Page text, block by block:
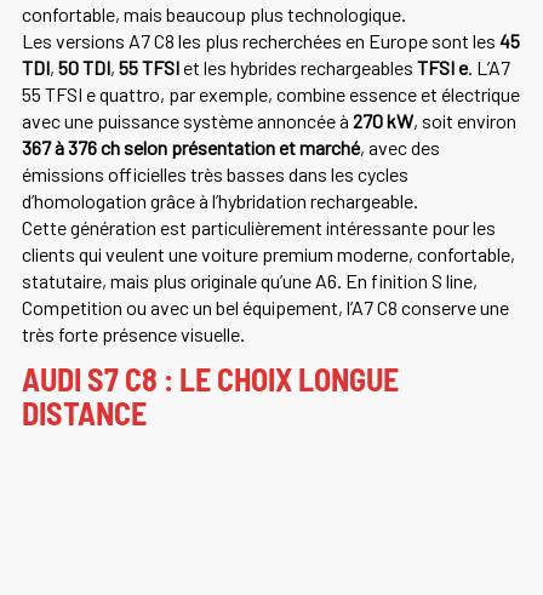
confortable, mais beaucoup plus technologique.
Les versions A7 C8 les plus recherchées en Europe sont les 45
TDI, 50 TDI, 55 TFSIet les hybrides rechargeables TFSI e. L’A7
55 TFSI e quattro, par exemple, combine essence et électrique
avec une puissance système annoncée à 270 kW, soit environ
367 à 376 ch selon présentation et marché, avec des
émissions officielles très basses dans les cycles
d’homologation grâce à l’hybridation rechargeable.
Cette génération est particulièrement intéressante pour les
clients qui veulent une voiture premium moderne, confortable,
statutaire, mais plus originale qu’une A6. En finition S line,
Competition ou avec un bel équipement, l’A7 C8 conserve une
très forte présence visuelle.
AUDI S7 C8 : LE CHOIX LONGUE
DISTANCE